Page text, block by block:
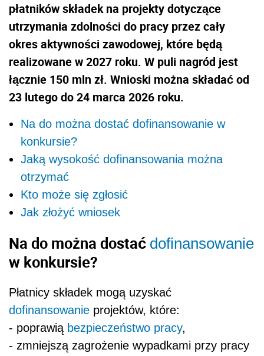
płatników składek na projekty dotyczące
utrzymania zdolności do pracy przez cały
okres aktywności zawodowej, które będą
realizowane w 2027 roku. W puli nagród jest
łącznie 150 mln zł. Wnioski można składać od
23 lutego do 24 marca 2026 roku.
Na do można dostać dofinansowanie w
konkursie?
Jaką wysokość dofinansowania można
otrzymać
Kto może się zgłosić
Jak złożyć wniosek
Na do można dostać dofinansowanie
w konkursie?
Płatnicy składek mogą uzyskać
dofinansowanie projektów, które:
- poprawią bezpieczeństwo pracy,
- zmniejszą zagrożenie wypadkami przy pracy